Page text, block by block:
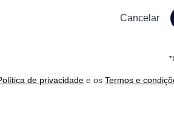
de privacidade e os Termos e